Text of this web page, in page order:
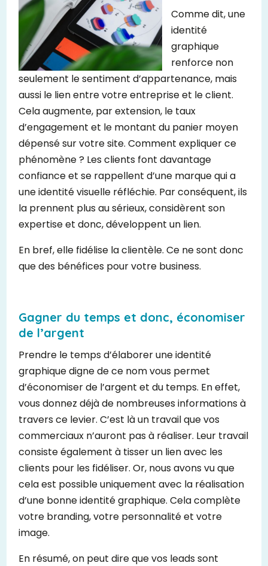
Comme dit, une
identité
graphique
renforce non
seulement le sentiment d’appartenance, mais
aussi le lien entre votre entreprise et le client.
Cela augmente, par extension, le taux
d’engagement et le montant du panier moyen
dépensé sur votre site. Comment expliquer ce
phénomène ? Les clients font davantage
confiance et se rappellent d’une marque qui a
une identité visuelle réfléchie. Par conséquent, ils
la prennent plus au sérieux, considèrent son
expertise et donc, développent un lien.
En bref, elle fidélise la clientèle. Ce ne sont donc
que des bénéfices pour votre business.
Gagner du temps et donc, économiser
de l’argent
Prendre le temps d’élaborer une identité
graphique digne de ce nom vous permet
d’économiser de l’argent et du temps. En effet,
vous donnez déjà de nombreuses informations à
travers ce levier. C’est là un travail que vos
commerciaux n’auront pas à réaliser. Leur travail
consiste également à tisser un lien avec les
clients pour les fidéliser. Or, nous avons vu que
cela est possible uniquement avec la réalisation
d’une bonne identité graphique. Cela complète
votre branding, votre personnalité et votre
image.
En résumé, on peut dire que vos leads sont